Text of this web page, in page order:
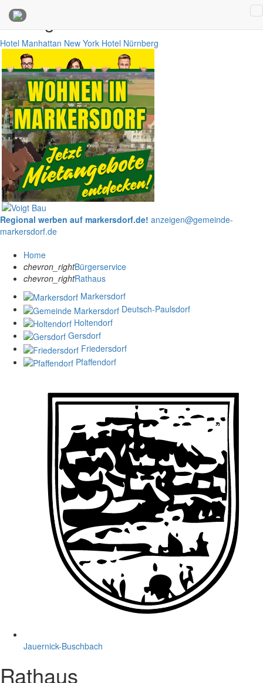
Anzeigen
Hotel Manhattan New York Hotel Nürnberg
Regional werben auf markersdorf.de! anzeigen@gemeinde-
markersdorf.de
Home
chevron_rightBürgerservice
chevron_rightRathaus
Markersdorf
Deutsch-Paulsdorf
Holtendorf
Gersdorf
Friedersdorf
Pfaffendorf
Jauernick-Buschbach
Rathaus